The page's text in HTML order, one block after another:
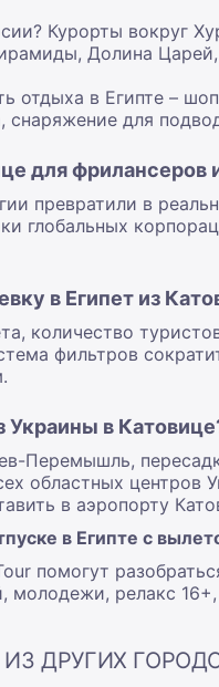
Курорты вокруг
Долина
отдыха в Египте –
снаряжение для
для фрилансеров
превратили в
глобальных
в Египет из
количество
фильтров
Украины в
Перемышль,
областных центров
в аэропорту
в Египте с
помогут
молодежи, релакс
ИЗ ДРУГИХ